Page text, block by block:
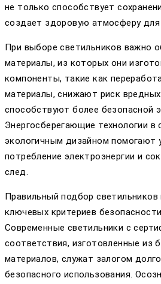
не только способствует
создает здоровую атмосферу
При выборе светильников важно
материалы, из которых они
компоненты, такие как
материалы, снижают риск
способствуют более безопасной
Энергосберегающие технологии в
экологичным дизайном помогают
потребление электроэнергии и
след.
Правильный подбор светильников
ключевых критериев
Современные светильники с
соответствия, изготовленные из
материалов, служат залогом
безопасного использования.